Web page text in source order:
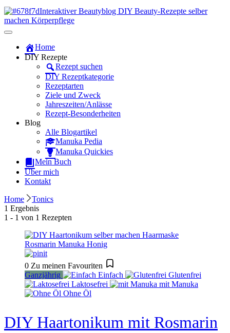
Manuka Magic – Natürlich schön:
Dein interaktiver DIY Beautyblog
Home
DIY Rezepte
Rezept suchen
DIY Rezeptkategorie
Rezeptarten
Ziele und Zweck
Jahreszeiten/Anlässe
Rezept-Besonderheiten
Blog
Alle Blogartikel
Manuka Pedia
Manuka Quickies
Mein Buch
Über mich
Kontakt
Home
Tonics
1 Ergebnis
1 - 1 von 1 Rezepten
0 Zu meinen Favouriten
Ganzjährig
Einfach
Glutenfrei
Laktosefrei
mit Manuka
Ohne Öl
DIY Haartonikum mit Rosmarin